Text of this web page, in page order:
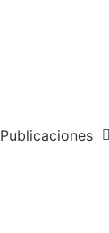
Publicaciones